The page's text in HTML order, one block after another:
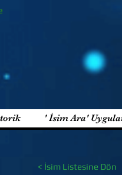
' İsim Ara'
< İsim Listesine Dön